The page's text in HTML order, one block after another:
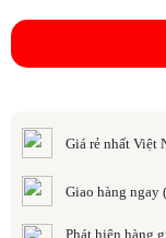
Giá rẻ nhất Việt
Giao hàng ngay
Phát hiện hàng